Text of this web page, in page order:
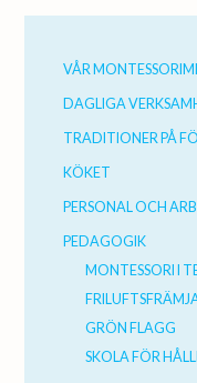
sidofält
VÅR
DAGLIGA
TRADITIONER PÅ
KÖKET
PERSONAL OCH
PEDAGOGIK
MONTESSORI I
GRÖN FLAGG
SKOLA FÖR